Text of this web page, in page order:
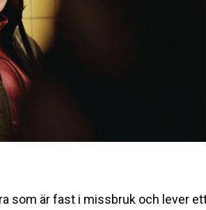
som är fast i missbruk och lever